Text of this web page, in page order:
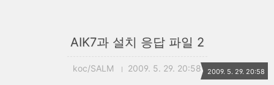
AIK7과 설치 응답 파일 2
koc/SALM 2009. 5. 29. 20:58 2009. 5. 29. 20:58